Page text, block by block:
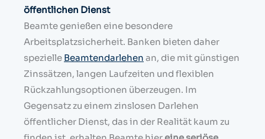
öffentlichen Dienst
Beamte genießen eine besondere
Arbeitsplatzsicherheit. Banken bieten daher
spezielle Beamtendarlehen an, die mit günstigen
Zinssätzen, langen Laufzeiten und flexiblen
Rückzahlungsoptionen überzeugen. Im
Gegensatz zu einem zinslosen Darlehen
öffentlicher Dienst, das in der Realität kaum zu